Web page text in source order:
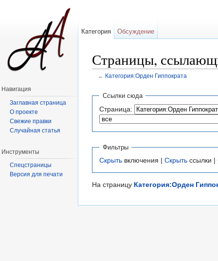
Страницы,
← Категория:Орден Гиппократа
Ссылки сюда
Страница:
Фильтры
Скрыть включения | Скрыть ссылки |
На страницу Категория:Орден
Категория Обсуждение
Навигация
Заглавная страница
О проекте
Свежие правки
Случайная статья
Инструменты
Спецстраницы
Версия для печати